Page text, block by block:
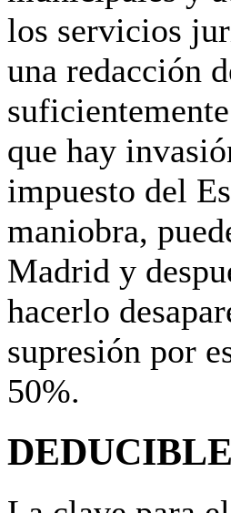
los servicios
una redacción
que hay
impuesto del
maniobra,
Madrid y
hacerlo
supresión por
50%.